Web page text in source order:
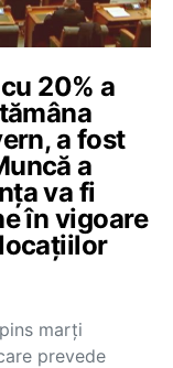
20% a
a fost
a
va fi
în vigoare
marți
prevede